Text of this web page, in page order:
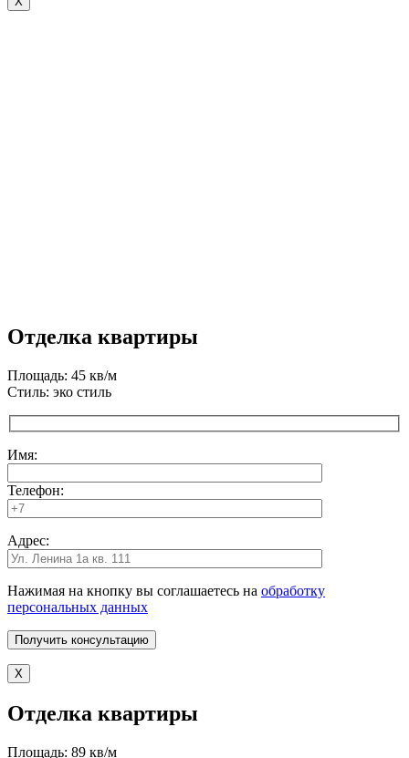
Отделка квартиры
Площадь: 45 кв/м
Стиль: эко стиль
Имя:
Телефон:
Адрес:
Нажимая на кнопку вы соглашаетесь на обработку
персональных данных
X
Отделка квартиры
Площадь: 89 кв/м